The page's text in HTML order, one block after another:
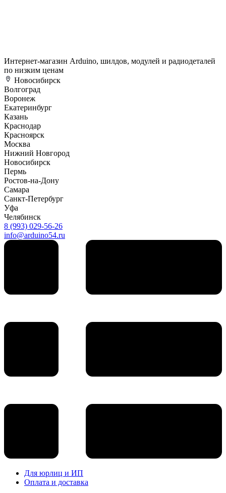
Интернет-магазин Arduino, шилдов, модулей и радиодеталей
по низким ценам
Новосибирск
Волгоград
Воронеж
Екатеринбург
Казань
Краснодар
Красноярск
Москва
Нижний Новгород
Новосибирск
Пермь
Ростов-на-Дону
Самара
Санкт-Петербург
Уфа
Челябинск
8 (993) 029-56-26
info@arduino54.ru
Для юрлиц и ИП
Оплата и доставка